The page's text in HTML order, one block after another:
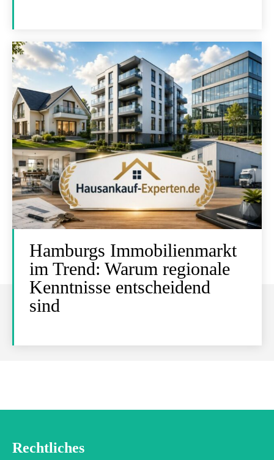
Hamburgs Immobilienmarkt
im Trend: Warum regionale
Kenntnisse entscheidend
sind
Rechtliches